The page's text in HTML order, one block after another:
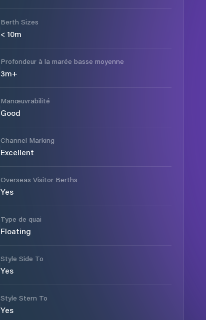
Berth Sizes
< 10m
Profondeur à la marée basse moyenne
3m+
Manœuvrabilité
Good
Channel Marking
Excellent
Overseas Visitor Berths
Yes
Type de quai
Floating
Style Side To
Yes
Style Stern To
Yes